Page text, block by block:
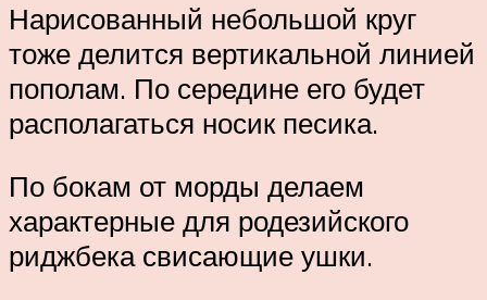
Нарисованный небольшой круг
тоже делится вертикальной линией
пополам. По середине его будет
располагаться носик песика.
По бокам от морды делаем
характерные для родезийского
риджбека свисающие ушки.